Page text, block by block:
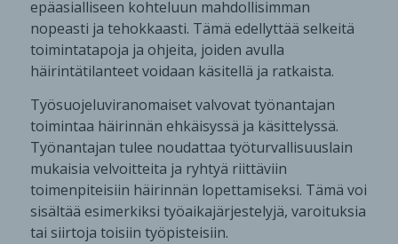
epäasialliseen kohteluun mahdollisimman
nopeasti ja tehokkaasti. Tämä edellyttää selkeitä
toimintatapoja ja ohjeita, joiden avulla
häirintätilanteet voidaan käsitellä ja ratkaista.
Työsuojeluviranomaiset valvovat työnantajan
toimintaa häirinnän ehkäisyssä ja käsittelyssä.
Työnantajan tulee noudattaa työturvallisuuslain
mukaisia velvoitteita ja ryhtyä riittäviin
toimenpiteisiin häirinnän lopettamiseksi. Tämä voi
sisältää esimerkiksi työaikajärjestelyjä, varoituksia
tai siirtoja toisiin työpisteisiin.